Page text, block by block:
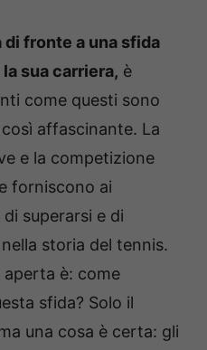
di fronte a una sfida
sua carriera, è
come questi sono
affascinante. La
e la competizione
forniscono ai
superarsi e di
storia del tennis.
è: come
sfida? Solo il
una cosa è certa: gli